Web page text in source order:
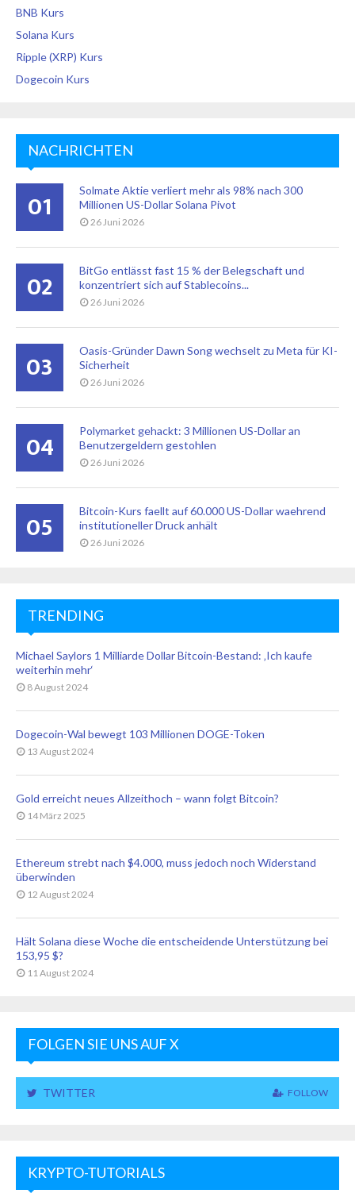
BNB Kurs
Solana Kurs
Ripple (XRP) Kurs
Dogecoin Kurs
NACHRICHTEN
01
Solmate Aktie verliert mehr als 98% nach 300
Millionen US-Dollar Solana Pivot
26 Juni 2026
02
BitGo entlässt fast 15 % der Belegschaft und
konzentriert sich auf Stablecoins...
26 Juni 2026
03
Oasis-Gründer Dawn Song wechselt zu Meta für KI-
Sicherheit
26 Juni 2026
04
Polymarket gehackt: 3 Millionen US-Dollar an
Benutzergeldern gestohlen
26 Juni 2026
05
Bitcoin-Kurs faellt auf 60.000 US-Dollar waehrend
institutioneller Druck anhält
26 Juni 2026
TRENDING
Michael Saylors 1 Milliarde Dollar Bitcoin-Bestand: ‚Ich kaufe
weiterhin mehr‘
8 August 2024
Dogecoin-Wal bewegt 103 Millionen DOGE-Token
13 August 2024
Gold erreicht neues Allzeithoch – wann folgt Bitcoin?
14 März 2025
Ethereum strebt nach $4.000, muss jedoch noch Widerstand
überwinden
12 August 2024
Hält Solana diese Woche die entscheidende Unterstützung bei
153,95 $?
11 August 2024
FOLGEN SIE UNS AUF X
TWITTER FOLLOW
KRYPTO-TUTORIALS